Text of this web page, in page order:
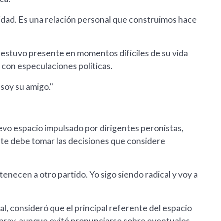
Es una relación personal que construimos hace
presente en momentos difíciles de su vida
especulaciones políticas.
su amigo."
espacio impulsado por dirigentes peronistas,
debe tomar las decisiones que considere
a otro partido. Yo sigo siendo radical y voy a
consideró que el principal referente del espacio